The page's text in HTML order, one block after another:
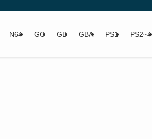
N64 GC GB GBA PS1 PS2~4